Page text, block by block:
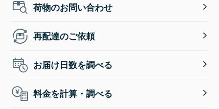
荷物のお問い合わせ
再配達のご依頼
お届け日数を調べる
料金を計算・調べる